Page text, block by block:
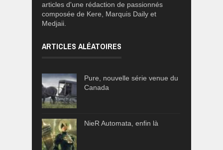
articles d'une rédaction de passionnés
composée de Kere, Marquis Daily et
Medjaii.
ARTICLES ALÉATOIRES
Pure, nouvelle série venue du
Canada
NieR Automata, enfin là